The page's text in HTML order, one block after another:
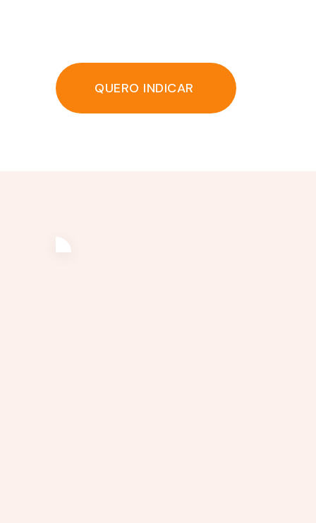
QUERO INDICAR